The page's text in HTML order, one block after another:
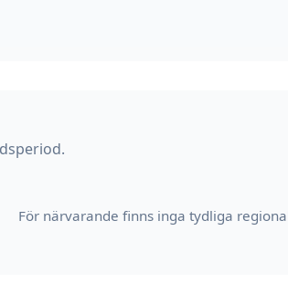
För närvarande finns inga tydliga